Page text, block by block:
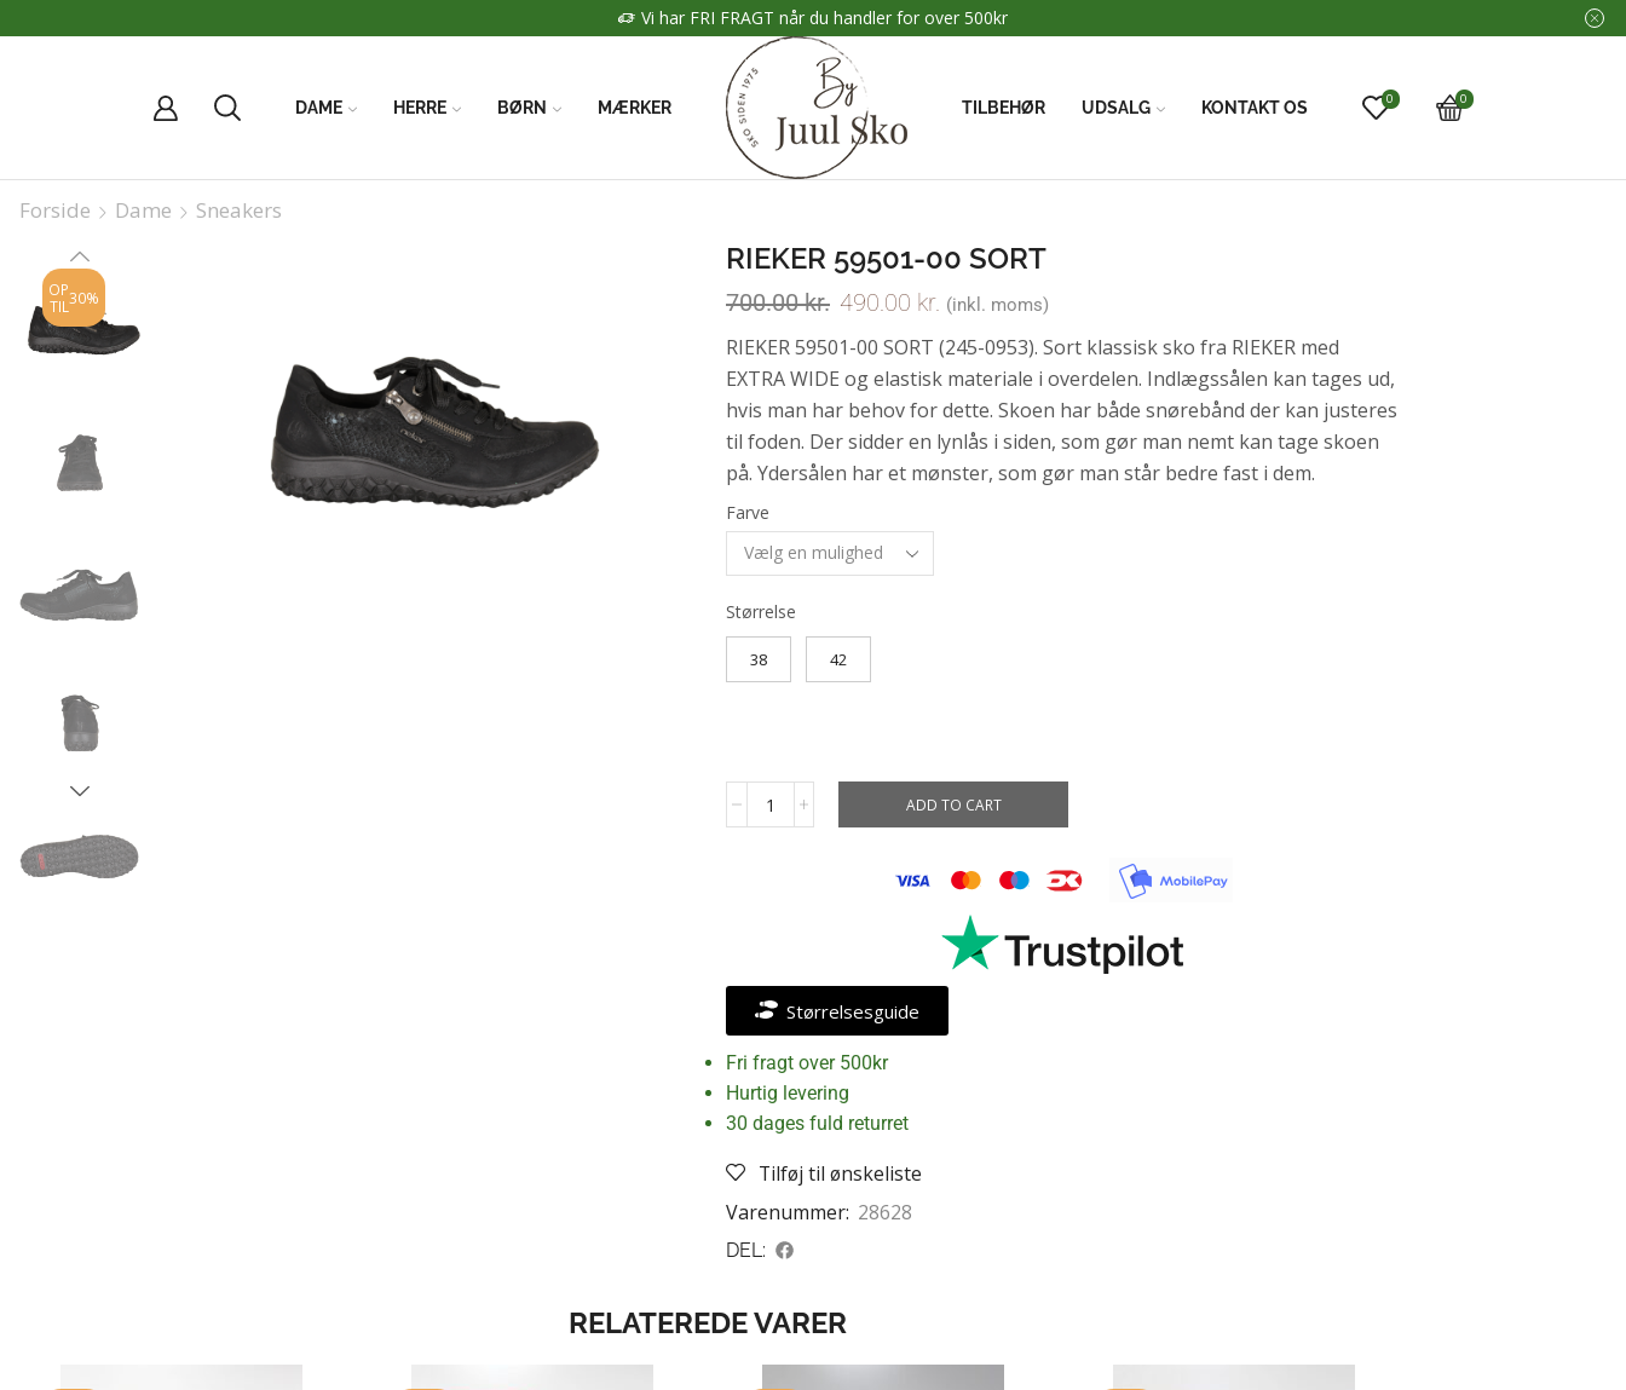
Vi har FRI FRAGT når du handler for over 500kr
DAME HERRE BØRN MÆRKER TILBEHØR UDSALG KONTAKT OS 0 0
Forside Dame Sneakers
OP
TIL 30%
RIEKER 59501-00 SORT
700.00kr. 490.00 kr. (inkl. moms)
RIEKER 59501-00 SORT (245-0953). Sort klassisk sko fra RIEKER med
EXTRA WIDE og elastisk materiale i overdelen. Indlægssålen kan tages ud,
hvis man har behov for dette. Skoen har både snørebånd der kan justeres
til foden. Der sidder en lynlås i siden, som gør man nemt kan tage skoen
på. Ydersålen har et mønster, som gør man står bedre fast i dem.
Farve
Størrelse
38 42
ADD TO CART
Størrelsesguide
Fri fragt over 500kr
Hurtig levering
30 dages fuld returret
Tilføj til ønskeliste
Varenummer: 28628
DEL:
RELATEREDE VARER